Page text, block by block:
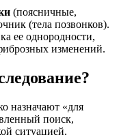
(поясничные,
(тела позвонков).
ее однородности,
изменений.
назначают «для
поиск,
ситуацией.